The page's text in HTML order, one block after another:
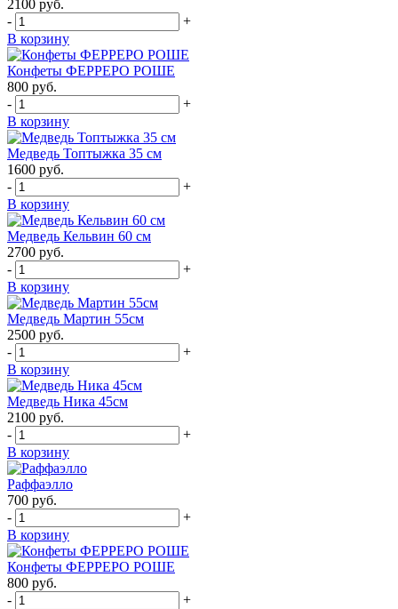
2100 руб.
-
+
В корзину
Конфеты ФЕРРЕРО РОШЕ
800 руб.
-
+
В корзину
Медведь Топтыжка 35 см
1600 руб.
-
+
В корзину
Медведь Кельвин 60 см
2700 руб.
-
+
В корзину
Медведь Мартин 55см
2500 руб.
-
+
В корзину
Медведь Ника 45см
2100 руб.
-
+
В корзину
Раффаэлло
700 руб.
-
+
В корзину
Конфеты ФЕРРЕРО РОШЕ
800 руб.
-
+